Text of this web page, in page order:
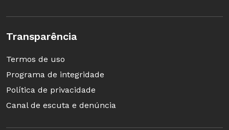
Transparência
Termos de uso
Programa de integridade
Política de privacidade
Canal de escuta e denúncia